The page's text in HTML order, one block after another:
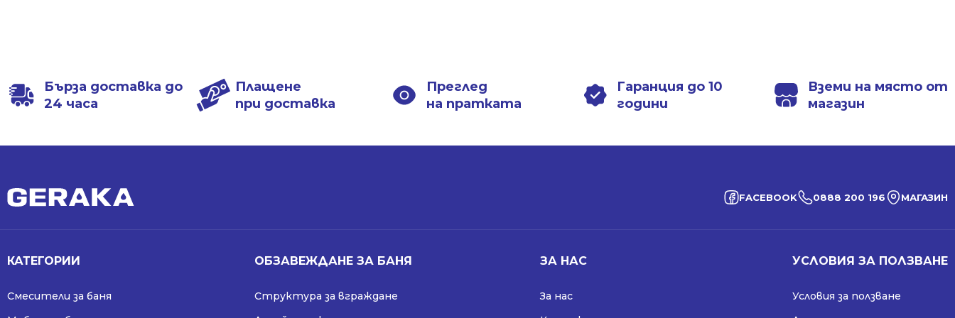
Бърза доставка до
24 часа
Плащене
при доставка
Преглед
на пратката
Гаранция до 10
години
Вземи на място от
магазин
FACEBOOK 0888 200 196 МАГАЗИН
КАТЕГОРИИ
Смесители за баня
ОБЗАВЕЖДАНЕ ЗА БАНЯ
Структура за вграждане
ЗА НАС
За нас
УСЛОВИЯ ЗА ПОЛЗВАНЕ
Условия за ползване